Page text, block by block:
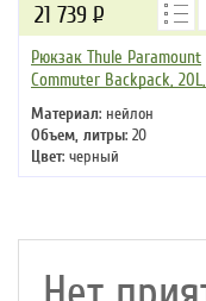
Рюкзак Thule Paramount
Commuter Backpack,
Материал: нейлон
Объем, литры: 20
Цвет: черный
21 739 Р